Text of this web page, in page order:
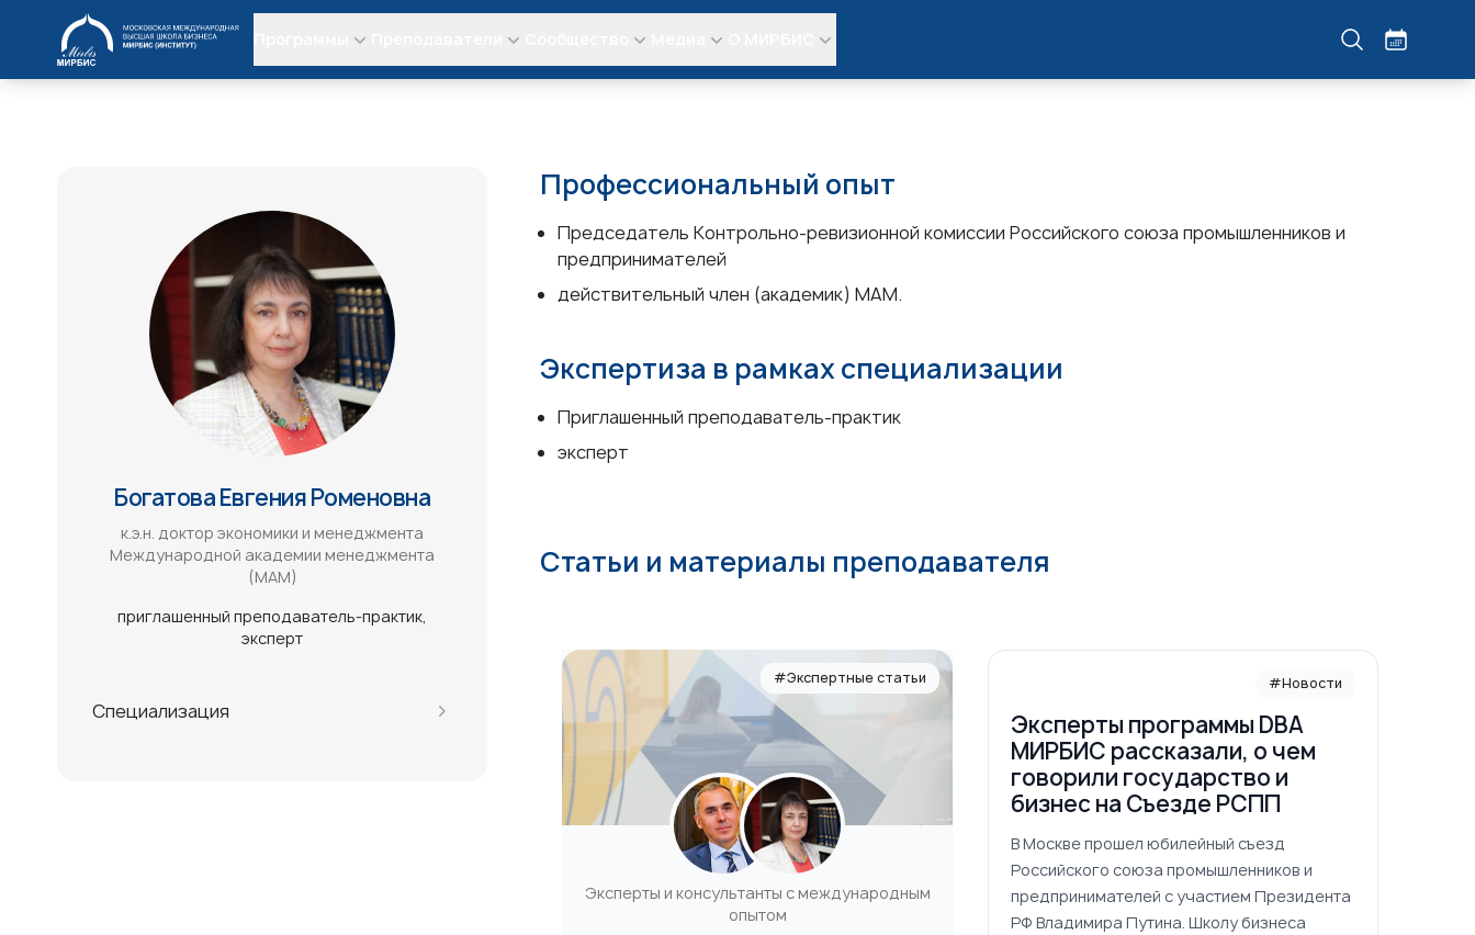
МИРБИС
Богатова Евгения Роменовна
к.э.н. доктор экономики и менеджмента
Международной академии менеджмента
(МАМ)
приглашенный преподаватель-практик
эксперт
Специализация
Профессиональный опыт
Председатель Контрольно-ревизионной комиссии Российского союза промышленников и
предпринимателей
действительный член (академик) МАМ.
Экспертиза в рамках специализации
Приглашенный преподаватель-практик
эксперт
Статьи и материалы преподавателя
#Экспертные статьи
Эксперты и консультанты с международным
опытом
#Новости
Эксперты программы DBA
МИРБИС рассказали, о чем
говорили государство и
бизнес на Съезде РСПП
В Москве прошел юбилейный съезд
Российского союза промышленников и
предпринимателей с участием Президента
РФ Владимира Путина. Школу бизнеса